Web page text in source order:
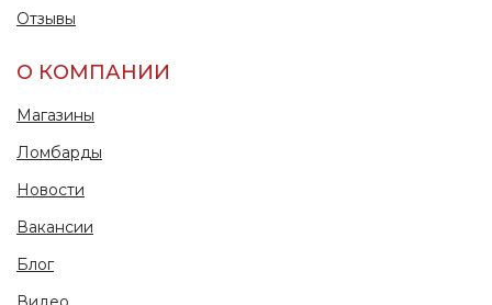
Отзывы
О КОМПАНИИ
Магазины
Ломбарды
Новости
Вакансии
Блог